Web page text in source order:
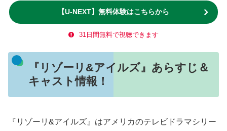
【U-NEXT】無料体験はこちらから
31日間無料で視聴できます
『リゾーリ&アイルズ』あらすじ＆
キャスト情報！
『リゾーリ&アイルズ』はアメリカのテレビドラマシリー